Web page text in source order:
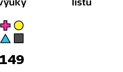
listů
149